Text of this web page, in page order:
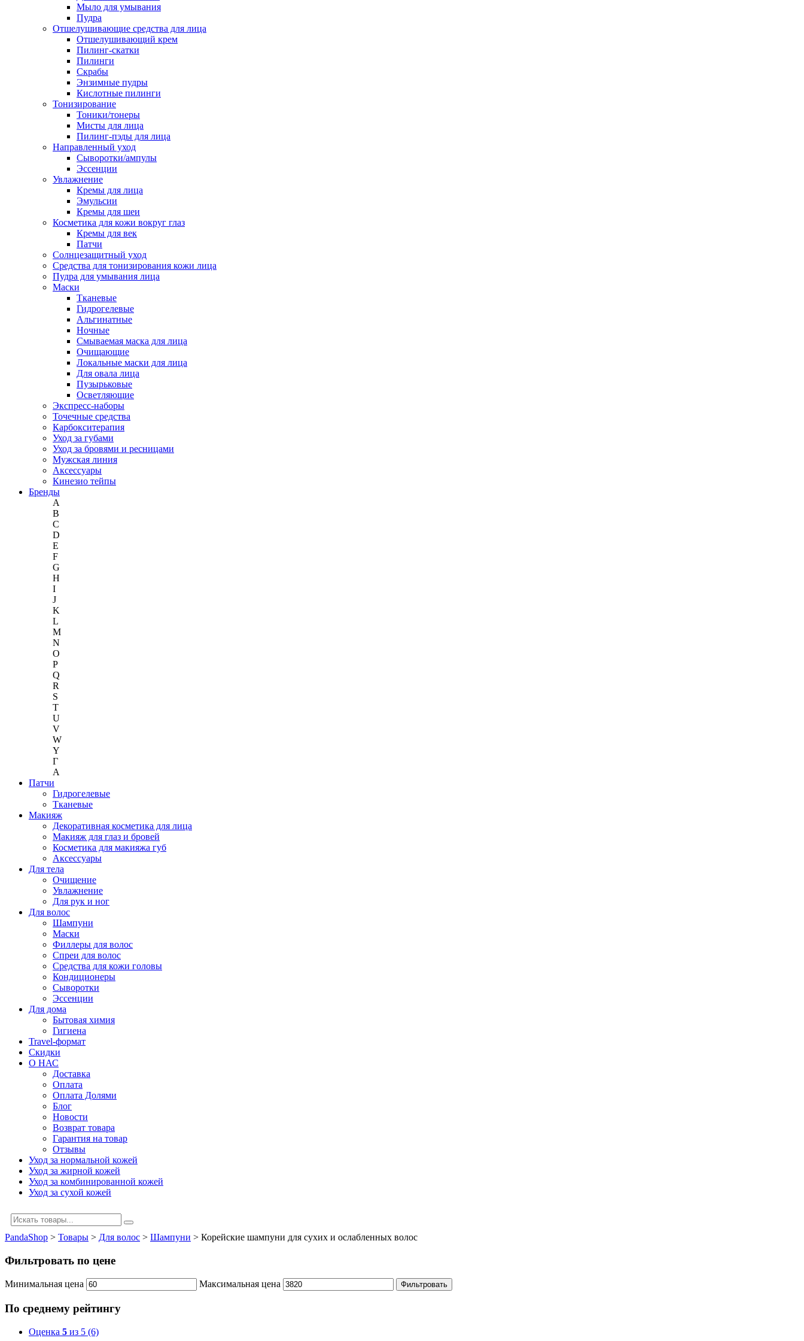
Мыло для умывания
Пудра
Отшелушивающие средства для лица
Отшелушивающий крем
Пилинг-скатки
Пилинги
Скрабы
Энзимные пудры
Кислотные пилинги
Тонизирование
Тоники/тонеры
Мисты для лица
Пилинг-пэды для лица
Направленный уход
Сыворотки/ампулы
Эссенции
Увлажнение
Кремы для лица
Эмульсии
Кремы для шеи
Косметика для кожи вокруг глаз
Кремы для век
Патчи
Солнцезащитный уход
Средства для тонизирования кожи лица
Пудра для умывания лица
Маски
Тканевые
Гидрогелевые
Альгинатные
Ночные
Смываемая маска для лица
Очищающие
Локальные маски для лица
Для овала лица
Пузырьковые
Осветляющие
Экспресс-наборы
Точечные средства
Карбокситерапия
Уход за губами
Уход за бровями и ресницами
Мужская линия
Аксессуары
Кинезио тейпы
Бренды
A
B
C
D
E
F
G
H
I
J
K
L
M
N
O
P
Q
R
S
T
U
V
W
Y
Г
A
Патчи
Гидрогелевые
Тканевые
Макияж
Декоративная косметика для лица
Макияж для глаз и бровей
Косметика для макияжа губ
Аксессуары
Для тела
Очищение
Увлажнение
Для рук и ног
Для волос
Шампуни
Маски
Филлеры для волос
Спреи для волос
Средства для кожи головы
Кондиционеры
Сыворотки
Эссенции
Для дома
Бытовая химия
Гигиена
Travel-формат
Скидки
О НАС
Доставка
Оплата
Оплата Долями
Блог
Новости
Возврат товара
Гарантия на товар
Отзывы
Уход за нормальной кожей
Уход за жирной кожей
Уход за комбинированной кожей
Уход за сухой кожей
PandaShop > Товары > Для волос > Шампуни > Корейские шампуни для сухих и ослабленных волос
Фильтровать по цене
Минимальная цена Максимальная цена Фильтровать
По среднему рейтингу
Оценка 5 из 5 (6)